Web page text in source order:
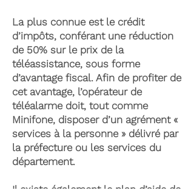
La plus connue est le crédit
d’impôts, conférant une réduction
de 50% sur le prix de la
téléassistance, sous forme
d’avantage fiscal. Afin de profiter de
cet avantage, l’opérateur de
téléalarme doit, tout comme
Minifone, disposer d’un agrément «
services à la personne » délivré par
la préfecture ou les services du
département.
Il existe également le plan d’aide de